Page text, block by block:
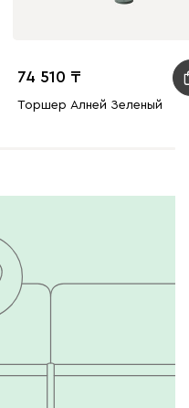
74 510
Торшер Алней Зеленый